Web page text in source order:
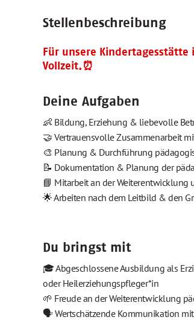
Stellenbeschreibung
Für unsere
Vollzeit.⏰
Deine Aufgaben
👶 Bildung, Erziehung & liebevolle
🤝 Vertrauensvolle Zusammenarbeit
🎨 Planung & Durchführung
📝 Dokumentation & Planung der
📘 Mitarbeit an der Weiterentwicklung
🌟 Arbeiten nach dem Leitbild & den
Du bringst mit
🎓 Abgeschlossene Ausbildung als
oder Heilerziehungspfleger*in
🌱 Freude an der Weiterentwicklung
🗣️ Wertschätzende Kommunikation